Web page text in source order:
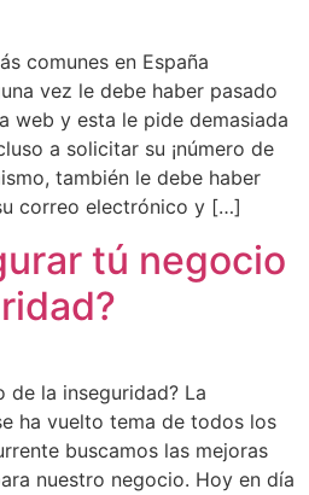
comunes en España
vez le debe haber pasado
web y esta le pide demasiada
a solicitar su ¡número de
también le debe haber
correo electrónico y […]
tú negocio
de la inseguridad? La
ha vuelto tema de todos los
buscamos las mejoras
nuestro negocio. Hoy en día